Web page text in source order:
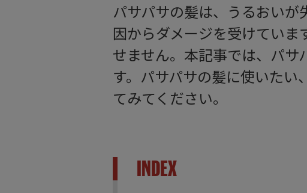
パサパサの髪は、うるおい
因からダメージを受けてい
せません。本記事では、パ
す。パサパサの髪に使いた
てみてください。
INDEX